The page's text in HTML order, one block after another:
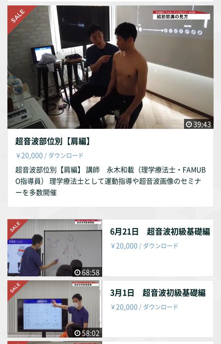
39:43
超音波部位別【肩編】
￥20,000 / ダウンロード
超音波部位別【肩編】 講師 永木和載（理学療法士・FAMUB
O指導員） 理学療法士として運動指導や超音波画像のセミナ
ーを多数開催
68:58
6月21日 超音波初級基礎編
￥20,000 / ダウンロード
58:02
3月1日 超音波初級基礎編
￥20,000 / ダウンロード